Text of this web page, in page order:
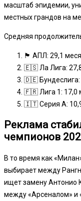
масштаб эпидемии,
местных грандов на
Средняя
🏴󠁧󠁢󠁥󠁮󠁧󠁿 АПЛ: 29,1
🇪🇸 Ла Лига:
🇩🇪 Бундеслига:
🇫🇷 Лига 1: 17,0
🇮🇹 Серия А:
Реклама
чемпионов
В то время как
выбирает между
ищет замену Антонио
между «Арсеналом»